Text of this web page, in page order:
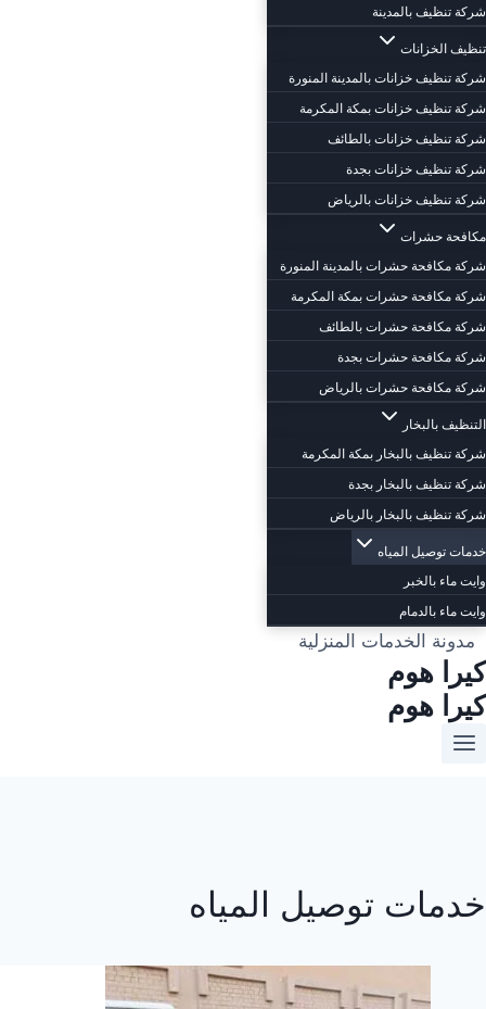
شركة تنظيف بالمدينة
تنظيف الخزانات
شركة تنظيف خزانات بالمدينة المنورة
شركة تنظيف خزانات بمكة المكرمة
شركة تنظيف خزانات بالطائف
شركة تنظيف خزانات بجدة
شركة تنظيف خزانات بالرياض
مكافحة حشرات
شركة مكافحة حشرات بالمدينة المنورة
شركة مكافحة حشرات بمكة المكرمة
شركة مكافحة حشرات بالطائف
شركة مكافحة حشرات بجدة
شركة مكافحة حشرات بالرياض
التنظيف بالبخار
شركة تنظيف بالبخار بمكة المكرمة
شركة تنظيف بالبخار بجدة
شركة تنظيف بالبخار بالرياض
خدمات توصيل المياه
وايت ماء بالخبر
وايت ماء بالدمام
مدونة الخدمات المنزلية
كيرا هوم
كيرا هوم
خدمات توصيل المياه